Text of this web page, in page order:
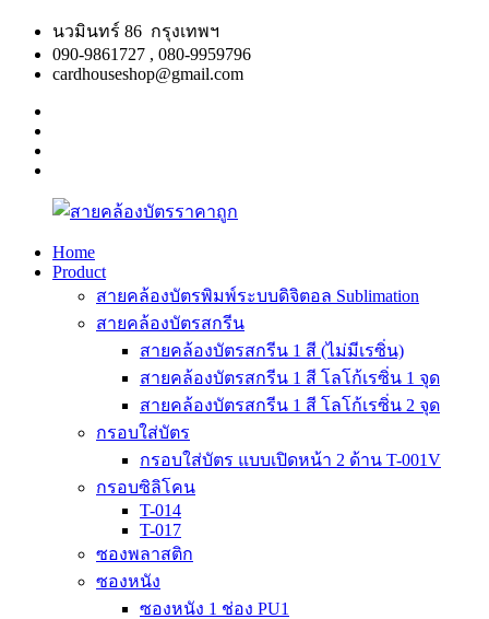
Skip
content
นวมินทร์ 86 กรุงเทพฯ
090-9861727 , 080-9959796
cardhouseshop@gmail.com
สาย
สินค้า
Home
Product
สายคล้องบัตรพิมพ์ระบบดิจิตอล Sublimation
สายคล้องบัตรสกรีน
สายคล้องบัตรสกรีน 1 สี (ไม่มีเรซิ่น)
สายคล้องบัตรสกรีน 1 สี โลโก้เรซิ่น 1 จุด
สายคล้องบัตรสกรีน 1 สี โลโก้เรซิ่น 2 จุด
กรอบใส่บัตร
กรอบใส่บัตร แบบเปิดหน้า 2 ด้าน T-001V
กรอบซิลิโคน
T-014
T-017
ซองพลาสติก
ซองหนัง
ซองหนัง 1 ช่อง PU1